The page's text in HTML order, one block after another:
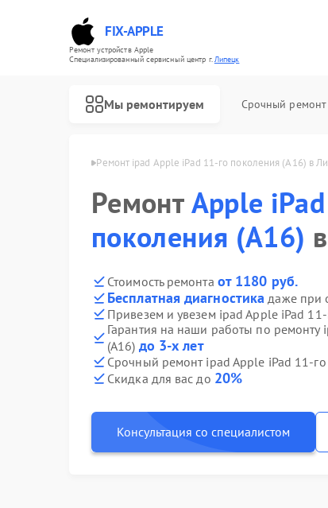
FIX-APPLE
Ремонт устройств Apple
Специализированный cервисный центр г.Липецк
Мы ремонтируем Срочный ремонт
Apple в Липецке Ремонт ipad Apple iPad 11-го поколения (A16) в
РемонтApple
поколения (A16)
Стоимость ремонта от 1180 руб.
Бесплатная диагностика даже при
Привезем и увезем ipad Apple iPad
Гарантия на наши работы по ремонту
(A16) до 3-х лет
Срочный ремонт ipad Apple iPad 11-
Скидка для вас до 20%
Консультация со специалистом